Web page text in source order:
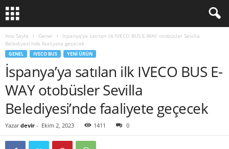
Ana Sayfa Genel
İspanya’ya satılan ilk IVECO BUS E-WAY otobüsler Sevilla
Belediyesi’nde faaliyete geçecek
GENEL IVECO BUS YENI ÜRÜN
İspanya’ya satılan ilk IVECO BUS E-
WAY otobüsler Sevilla
Belediyesi’nde faaliyete geçecek
Yazar devir - Ekim 2, 2023 1411 0